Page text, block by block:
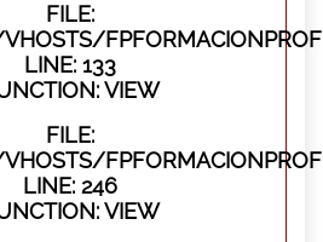
FILE:
LINE: 133
VIEW
FILE:
LINE: 246
VIEW